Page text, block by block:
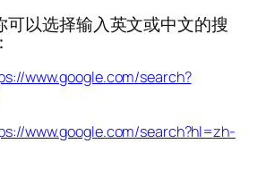
可以选择输入英文或中文的搜
www.google.com/search?
www.google.com/search?hl=zh-